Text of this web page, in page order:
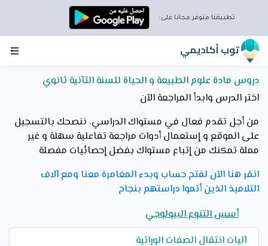
تطبيقنا متوفر مجانا على:
توب أكاديمي
دروس مادة علوم الطبيعة و الحياة للسنة الثآنية ثانوي
اختر الدرس وابدأ المراجعة الآن
من أجل تقدم فعال في مستواك الدراسي، ننصحك بالتسجيل
على الموقع و إستعمال أدوات مراجعة تفاعلية سهلة و غير
مملة تمكنك من إتباع مستواك بفضل إحصائيات مفصلة
انقر هنا الآن لفتح حساب وبدء المغامرة معنا ومع آلاف
التلاميذ الذين أتموا دراستهم بنجاح
أسس التنوع البيولوجي
آليات انتقال الصفات الوراثية